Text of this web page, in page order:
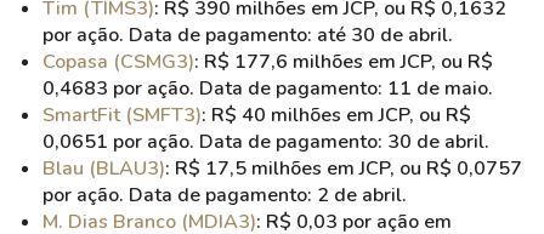
Tim (TIMS3): R$ 390 milhões em JCP, ou R$ 0,1632
por ação. Data de pagamento: até 30 de abril.
Copasa (CSMG3): R$ 177,6 milhões em JCP, ou R$
0,4683 por ação. Data de pagamento: 11 de maio.
SmartFit (SMFT3): R$ 40 milhões em JCP, ou R$
0,0651 por ação. Data de pagamento: 30 de abril.
Blau (BLAU3): R$ 17,5 milhões em JCP, ou R$ 0,0757
por ação. Data de pagamento: 2 de abril.
M. Dias Branco (MDIA3): R$ 0,03 por ação em